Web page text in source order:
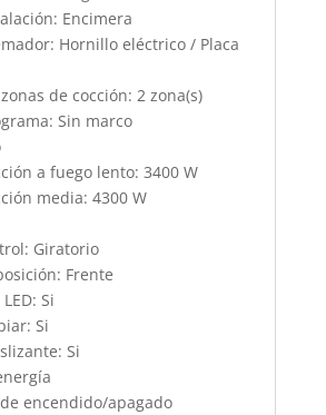
Encimera
Hornillo eléctrico / Placa
de cocción: 2 zona(s)
Sin marco
a fuego lento: 3400 W
media: 4300 W
Giratorio
Frente
Si
Si
Si
encendido/apagado